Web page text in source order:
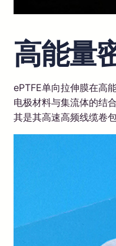
高能量
ePTFE单向拉伸膜在高
电极材料与集流体的结
其是其高速高频线缆卷